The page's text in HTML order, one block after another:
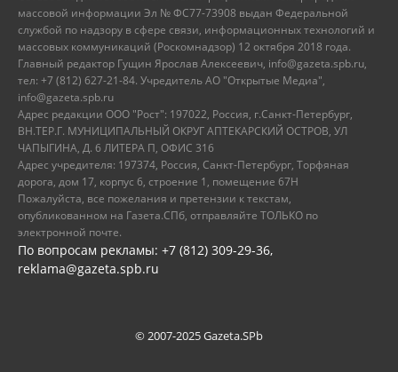
массовой информации Эл № ФС77-73908 выдан Федеральной
службой по надзору в сфере связи, информационных технологий и
массовых коммуникаций (Роскомнадзор) 12 октября 2018 года.
Главный редактор Гущин Ярослав Алексеевич, info@gazeta.spb.ru,
тел: +7 (812) 627-21-84. Учредитель АО "Открытые Медиа",
info@gazeta.spb.ru
Адрес редакции ООО "Рост": 197022, Россия, г.Санкт-Петербург,
ВН.ТЕР.Г. МУНИЦИПАЛЬНЫЙ ОКРУГ АПТЕКАРСКИЙ ОСТРОВ, УЛ
ЧАПЫГИНА, Д. 6 ЛИТЕРА П, ОФИС 316
Адрес учредителя: 197374, Россия, Санкт-Петербург, Торфяная
дорога, дом 17, корпус 6, строение 1, помещение 67Н
Пожалуйста, все пожелания и претензии к текстам,
опубликованном на Газета.СПб, отправляйте ТОЛЬКО по
электронной почте.
По вопросам рекламы: +7 (812) 309-29-36,
reklama@gazeta.spb.ru
© 2007-2025 Gazeta.SPb